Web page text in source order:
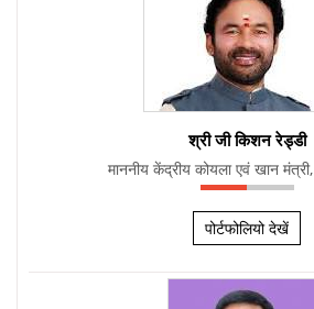
श्री जी किशन रेड्डी
माननीय केंद्रीय कोयला एवं खान
पोर्टफोलियो देखें